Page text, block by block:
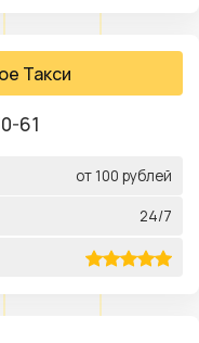
Такси
61
от 100 рублей
24/7